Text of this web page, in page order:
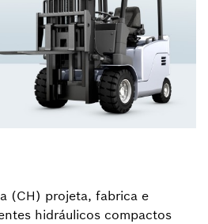
(CH) projeta, fabrica e
hidráulicos compactos